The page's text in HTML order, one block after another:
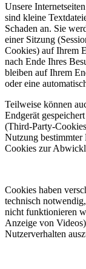
Unsere
sind kleine
Schaden an. Sie
einer Sitzung
Cookies) auf Ihrem
nach Ende Ihres
bleiben auf Ihrem
oder eine
Teilweise können
Endgerät
(Third-Party-
Nutzung bestimmter
Cookies zur
Cookies haben
technisch
nicht funktionieren
Anzeige von
Nutzerverhalten